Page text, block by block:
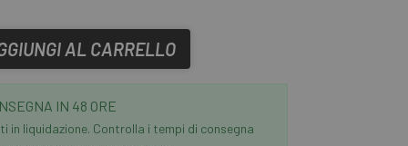
AL CARRELLO
IN 48 ORE
in liquidazione. Controlla i tempi di consegna